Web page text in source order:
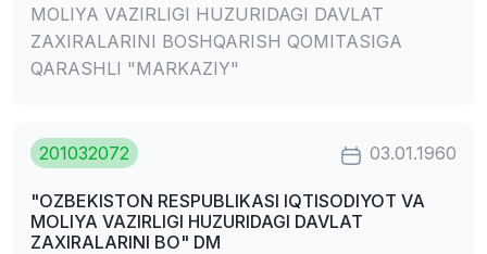
MOLIYA VAZIRLIGI HUZURIDAGI DAVLAT
ZAXIRALARINI BOSHQARISH QOMITASIGA
QARASHLI "MARKAZIY"
201032072 03.01.1960
"OZBEKISTON RESPUBLIKASI IQTISODIYOT VA
MOLIYA VAZIRLIGI HUZURIDAGI DAVLAT
ZAXIRALARINI BO" DM